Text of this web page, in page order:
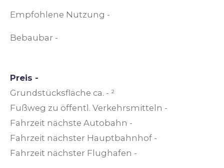
Empfohlene Nutzung -
Bebaubar -
Preis -
Grundstücksfläche ca. - ²
Fußweg zu öffentl. Verkehrsmitteln -
Fahrzeit nächste Autobahn -
Fahrzeit nächster Hauptbahnhof -
Fahrzeit nächster Flughafen -